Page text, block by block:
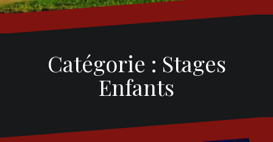
Catégorie : Stages
Enfants